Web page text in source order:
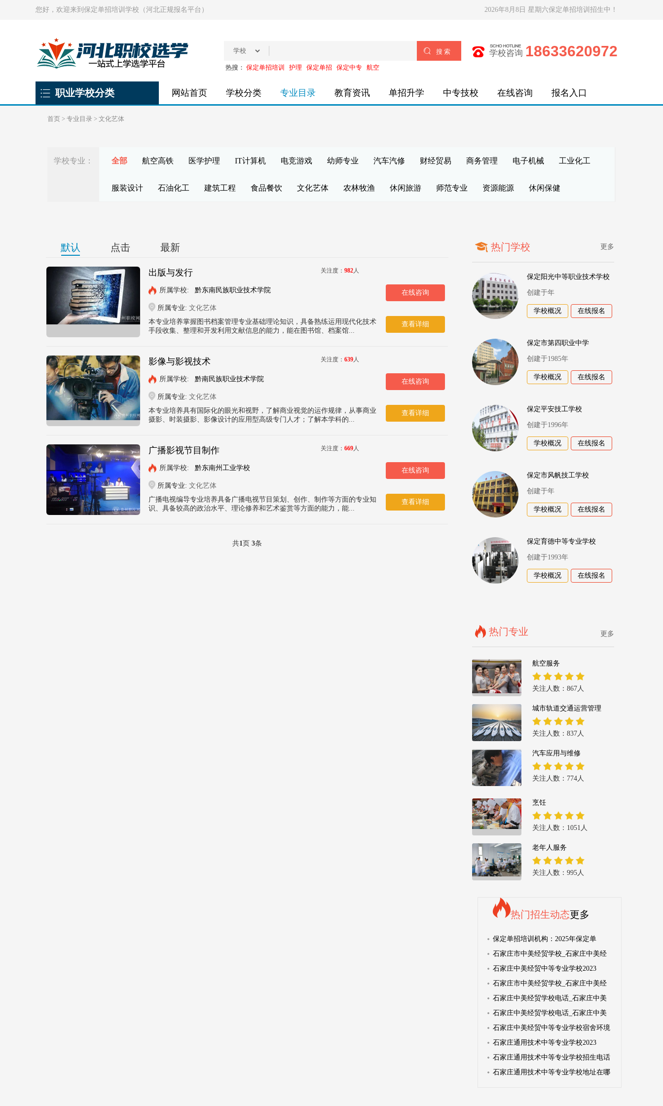
您好，欢迎来到保定单招培训学校（河北正规报名平台） 2026年8月8日 星期六保定单招培训招生中！

热搜： 保定单招培训 护理 保定单招 保定中专 航空
学校咨询 18633620972
职业学校分类 网站首页 学校分类 专业目录 教育资讯 单招升学 中专技校 在线咨询 报名入口
首页 > 专业目录 > 文化艺体
学校专业： 全部 航空高铁 医学护理 IT计算机 电竞游戏 幼师专业 汽车汽修 财经贸易 商务管理 电子机械 工业化工
服装设计 石油化工 建筑工程 食品餐饮 文化艺体 农林牧渔 休闲旅游 师范专业 资源能源 休闲保健
默认 点击 最新
出版与发行 关注度： 982人
所属学校: 黔东南民族职业技术学院
所属专业: 文化艺体
本专业培养掌握图书档案管理专业基础理论知识，具备熟练运用现代化技术
手段收集、整理和开发利用文献信息的能力，能在图书馆、档案馆...
在线咨询
查看详细
影像与影视技术 关注度： 639人
所属学校: 黔南民族职业技术学院
所属专业: 文化艺体
本专业培养具有国际化的眼光和视野，了解商业视觉的运作规律，从事商业
摄影、时装摄影、影像设计的应用型高级专门人才；了解本学科的...
在线咨询
查看详细
广播影视节目制作 关注度： 669人
所属学校: 黔东南州工业学校
所属专业: 文化艺体
广播电视编导专业培养具备广播电视节目策划、创作、制作等方面的专业知
识、具备较高的政治水平、理论修养和艺术鉴赏等方面的能力，能...
在线咨询
查看详细
共1页 3条
热门学校 更多
保定阳光中等职业技术学校
创建于年
学校概况 在线报名
保定市第四职业中学
创建于1985年
学校概况 在线报名
保定平安技工学校
创建于1996年
学校概况 在线报名
保定市风帆技工学校
创建于年
学校概况 在线报名
保定育德中等专业学校
创建于1993年
学校概况 在线报名
热门专业 更多
航空服务
关注人数：867人
城市轨道交通运营管理
关注人数：837人
汽车应用与维修
关注人数：774人
烹饪
关注人数：1051人
老年人服务
关注人数：995人
热门招生动态更多
保定单招培训机构：2025年保定单
石家庄市中美经贸学校_石家庄中美经
石家庄中美经贸中等专业学校2023
石家庄市中美经贸学校_石家庄中美经
石家庄中美经贸学校电话_石家庄中美
石家庄中美经贸学校电话_石家庄中美
石家庄中美经贸中等专业学校宿舍环境
石家庄通用技术中等专业学校2023
石家庄通用技术中等专业学校招生电话
石家庄通用技术中等专业学校地址在哪